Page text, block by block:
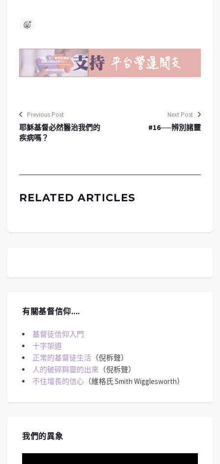
Previous Post
耶穌基督必然醫治我們的
疾病嗎？
Next Post
#16──辨別諸靈
RELATED ARTICLES
有關基督信仰….
基督徒信仰入門
十字架道
正常的基督徒生活 （倪柝聲）
人的破碎與靈的出來 （倪柝聲）
不住增長的信心 （維格氏 Smith Wigglesworth）
我們的異象